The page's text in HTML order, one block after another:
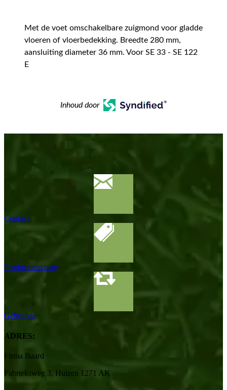
Met de voet omschakelbare zuigmond voor gladde
vloeren of vloerbedekking. Breedte 280 mm,
aansluiting diameter 36 mm. Voor SE 33 - SE 122
E
Inhoud door
Contact
Productaanvraag
Gebruikte
ADRES:
Firma Baard
Fabrieksweg 3, Huizen 1271 AK